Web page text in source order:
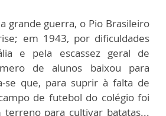
grande guerra, o Pio Brasileiro
em 1943, por dificuldades
e pela escassez geral de
de alunos baixou para
se que, para suprir à falta de
de futebol do colégio foi
para cultivar batatas...